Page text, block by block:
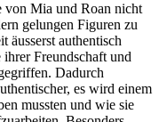
von Mia und Roan nicht
gelungen Figuren zu
äusserst authentisch
Freundschaft und
Dadurch
es wird einem
mussten und wie sie